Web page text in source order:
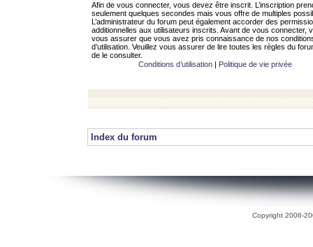
Afin de vous connecter, vous devez être inscrit. L’inscription
seulement quelques secondes mais vous offre de multiples
L’administrateur du forum peut également accorder des
additionnelles aux utilisateurs inscrits. Avant de vous connecter,
vous assurer que vous avez pris connaissance de nos
d’utilisation. Veuillez vous assurer de lire toutes les règles du
de le consulter.
Conditions d’utilisation| Politique de vie privée
Index du forum
Copyright 2006-